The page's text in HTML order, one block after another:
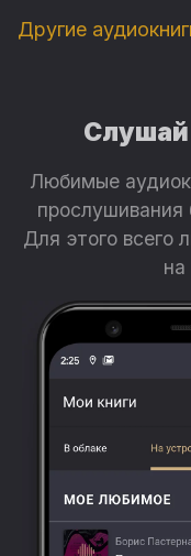
Другие
Слушай
Любимые
прослушивания
Для этого всего
на